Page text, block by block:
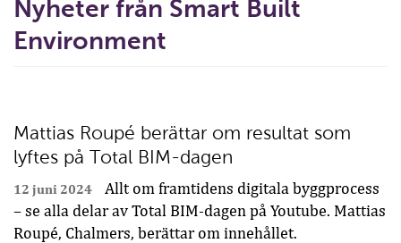
Nyheter från Smart Built
Environment
Mattias Roupé berättar om resultat som
lyftes på Total BIM-dagen
12 juni 2024
Allt om framtidens digitala byggprocess
– se alla delar av Total BIM-dagen på Youtube. Mattias
Roupé, Chalmers, berättar om innehållet.